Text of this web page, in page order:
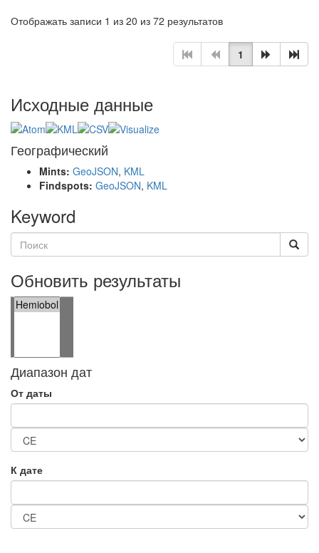
Отображать записи 1 из 20 из 72 результатов
1
Исходные данные
Географический
Mints: GeoJSON, KML
Findspots: GeoJSON, KML
Keyword
Обновить результаты
Диапазон дат
От даты
К дате